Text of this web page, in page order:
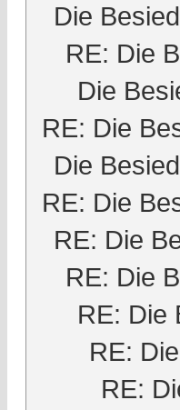
Die
RE: Die
Die
RE: Die
Die
RE: Die
RE: Die
RE: Die
RE: Die
RE:
RE: